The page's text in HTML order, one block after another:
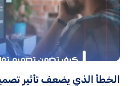
الخطأ الذي يضعف تأثير